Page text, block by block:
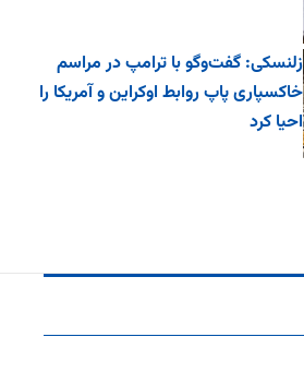
زلنسکی: گفت‌وگو با ترامپ در مراسم
خاکسپاری پاپ روابط اوکراین و آمریکا را
احیا کرد